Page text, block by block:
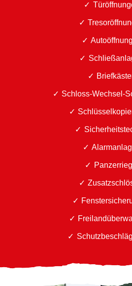
Schloss-Wechsel-